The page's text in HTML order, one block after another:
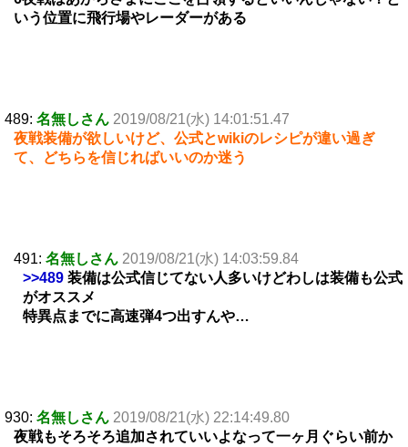
いう位置に飛行場やレーダーがある
489: 名無しさん 2019/08/21(水) 14:01:51.47
夜戦装備が欲しいけど、公式とwikiのレシピが違い過ぎ
て、どちらを信じればいいのか迷う
491: 名無しさん 2019/08/21(水) 14:03:59.84
>>489 装備は公式信じてない人多いけどわしは装備も公式
がオススメ
特異点までに高速弾4つ出すんや…
930: 名無しさん 2019/08/21(水) 22:14:49.80
夜戦もそろそろ追加されていいよなって一ヶ月ぐらい前か